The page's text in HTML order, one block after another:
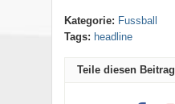
Kategorie: Fussball
Tags: headline
Teile diesen Beitrag